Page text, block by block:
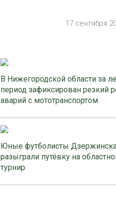
17 сентября
В Нижегородской области за
период зафиксирован резкий
аварий с мототранспортом
Юные футболисты
разыграли путёвку на
турнир